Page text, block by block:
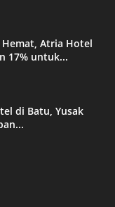
Hemat, Atria Hotel
17% untuk...
di Batu, Yusak